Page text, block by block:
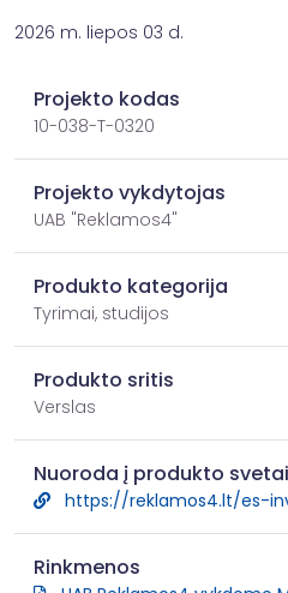
2026 m. liepos 03 d.
Projekto kodas
10-038-T-0320
Projekto vykdytojas
UAB "Reklamos4"
Produkto kategorija
Tyrimai, studijos
Produkto sritis
Verslas
Nuoroda į produkto
https://reklamos4.lt/es-
Rinkmenos